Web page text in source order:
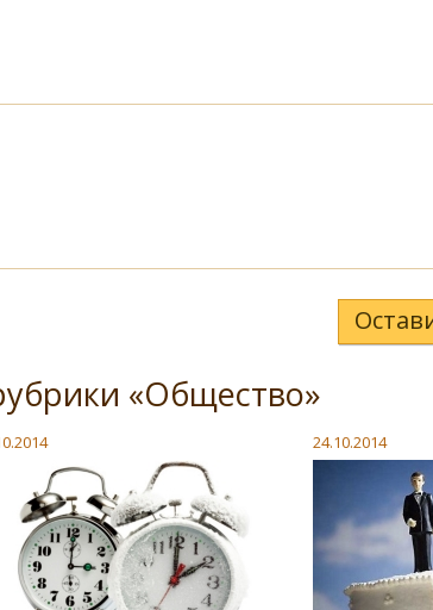
«Общество»
24.10.2014